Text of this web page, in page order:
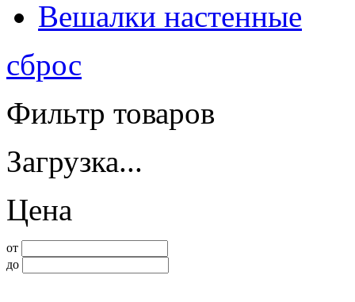
Вешалки настенные
сброс
Фильтр товаров
Загрузка...
Цена
от
до